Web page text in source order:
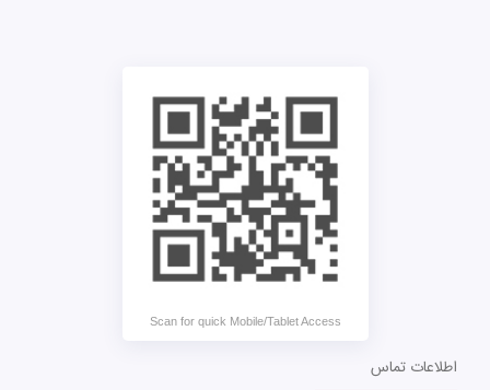
Scan for quick Mobile/Tablet Access
اطلاعات تماس